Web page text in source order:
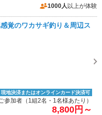
1000人 以上が体験
覚のワカサギ釣り＆周辺ス
現地決済またはオンラインカード決済可
ご参加者（1組2名・1名様あたり）
8,800円～